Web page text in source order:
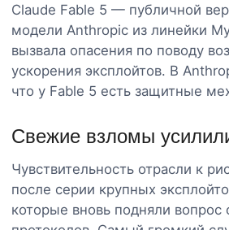
Claude Fable 5 — публичной
модели Anthropic из линейки
вызвала опасения по поводу
ускорения эксплойтов. В
что у Fable 5 есть защитные
Свежие взломы
Чувствительность отрасли к
после серии крупных
которые вновь подняли вопрос